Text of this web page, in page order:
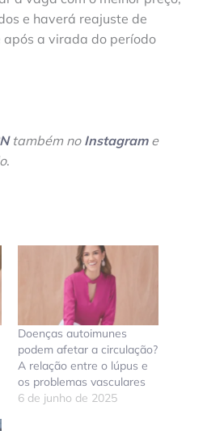
e haverá reajuste de
a virada do período
também no Instagrame
.
Doenças autoimunes
podem afetar a circulação?
A relação entre o lúpus e
os problemas vasculares
6 de junho de 2025